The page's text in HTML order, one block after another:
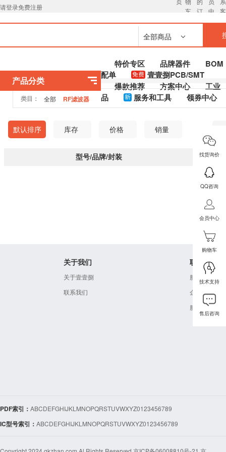
请登录免费注册
车
订
中
客
全部商品
产品分类
特价专区 品牌器件
BOM
配单
壹壹捌PCB/SMT
爆款推荐
方案中心
工业
品
服务和工具 领券中心
找货询价
QQ咨询
会员中心
购物车
技术支持
售后咨询
类目： 全部 RF滤波器
默认排序 库存 价格 销量
型号/品牌/封装 参数
关于我们
关于壹壹捌
联系我们
联系我们
服务热线：
企业邮箱：
服务时间：
PDF索引： ABCDEFGHIJKL MNOPQRSTUVWXYZ0123456789
IC型号索引： ABCDEFGHIJKL MNOPQRSTUVWXYZ0123456789